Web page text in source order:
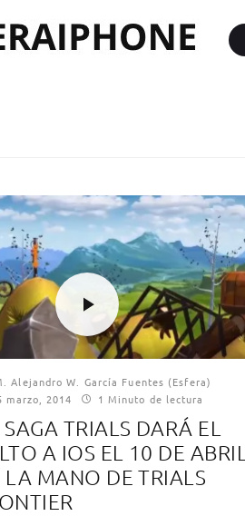
Alejandro W. García Fuentes (Esfera)
marzo, 2014
1 Minuto de lectura
TRIALS DARÁ EL
A IOS EL 10 DE ABRIL
LA MANO DE TRIALS